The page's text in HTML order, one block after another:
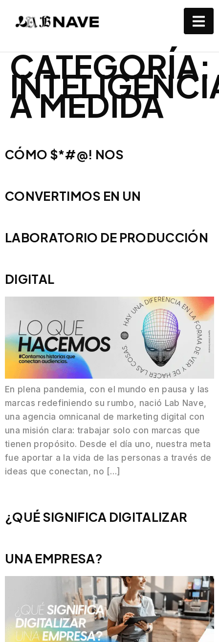
CATEGORÍA:
A MEDIDA
CÓMO $*#@! NOS
CONVERTIMOS EN UN
LABORATORIO DE PRODUCCIÓN
DIGITAL
En plena pandemia, con el mundo en pausa y las
marcas redefiniendo su rumbo, nació Lab Nave,
una agencia omnicanal de marketing digital con
una misión clara: trabajar solo con marcas que
tienen propósito. Desde el día uno, nuestra meta
fue aportar a la vida de las personas a través de
ideas que conectan, no […]
¿QUÉ SIGNIFICA DIGITALIZAR
UNA EMPRESA?